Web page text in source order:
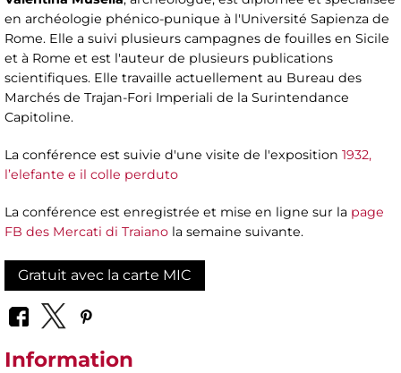
en archéologie phénico-punique à l'Université Sapienza de
Rome. Elle a suivi plusieurs campagnes de fouilles en Sicile
et à Rome et est l'auteur de plusieurs publications
scientifiques. Elle travaille actuellement au Bureau des
Marchés de Trajan-Fori Imperiali de la Surintendance
Capitoline.
La conférence est suivie d'une visite de l'exposition 1932,
l’elefante e il colle perduto
La conférence est enregistrée et mise en ligne sur la page
FB des Mercati di Traiano la semaine suivante.
Gratuit avec la carte MIC
Information